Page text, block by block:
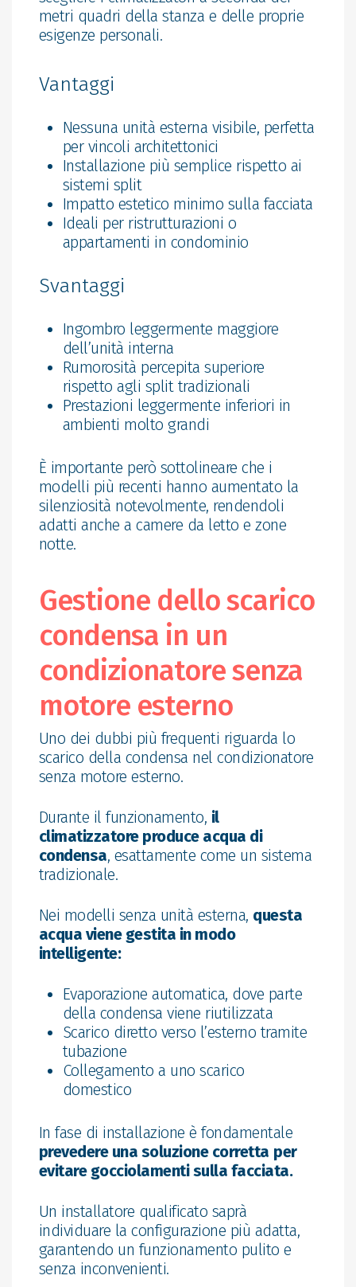
metri quadri della stanza e delle proprie
esigenze personali.
Vantaggi
Nessuna unità esterna visibile, perfetta
per vincoli architettonici
Installazione più semplice rispetto ai
sistemi split
Impatto estetico minimo sulla facciata
Ideali per ristrutturazioni o
appartamenti in condominio
Svantaggi
Ingombro leggermente maggiore
dell’unità interna
Rumorosità percepita superiore
rispetto agli split tradizionali
Prestazioni leggermente inferiori in
ambienti molto grandi
È importante però sottolineare che i
modelli più recenti hanno aumentato la
silenziosità notevolmente, rendendoli
adatti anche a camere da letto e zone
notte.
Gestione dello scarico
condensa in un
condizionatore senza
motore esterno
Uno dei dubbi più frequenti riguarda lo
scarico della condensa nel condizionatore
senza motore esterno.
Durante il funzionamento, il
climatizzatore produce acqua di
condensa, esattamente come un sistema
tradizionale.
Nei modelli senza unità esterna, questa
acqua viene gestita in modo
intelligente:
Evaporazione automatica, dove parte
della condensa viene riutilizzata
Scarico diretto verso l’esterno tramite
tubazione
Collegamento a uno scarico
domestico
In fase di installazione è fondamentale
prevedere una soluzione corretta per
evitare gocciolamenti sulla facciata.
Un installatore qualificato saprà
individuare la configurazione più adatta,
garantendo un funzionamento pulito e
senza inconvenienti.